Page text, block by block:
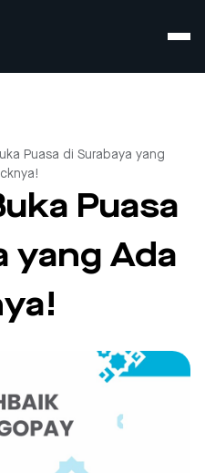
Puasa di Surabaya yang
Puasa
yang Ada